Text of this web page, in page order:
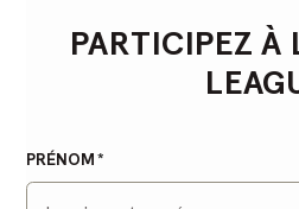
PARTICIPEZ À
PRÉNOM